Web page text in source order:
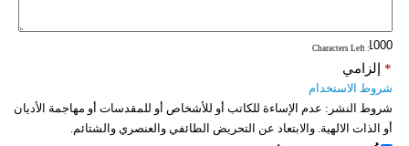
: Characters Left
إلزامي *
شروط الاستخدام
شروط النشر: عدم الإساءة للكاتب أو للأشخاص أو للمقدسات أو مهاجمة الأديان
أو الذات الالهية. والابتعاد عن التحريض الطائفي والعنصري والشتائم.